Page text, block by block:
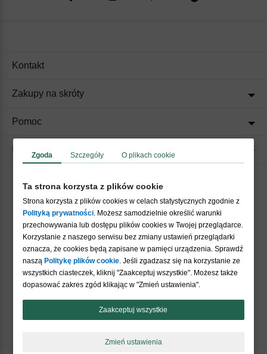
Akceptujemy płatności
Nasi partnerzy
Kontakt
Zakupy na skróty
Pomoc
Regulaminy
Zgoda Szczegóły O plikach cookie
Ta strona korzysta z plików cookie
Strona korzysta z plików cookies w celach statystycznych zgodnie z
Polityką prywatności. Możesz samodzielnie określić warunki
przechowywania lub dostępu plików cookies w Twojej przeglądarce.
Korzystanie z naszego serwisu bez zmiany ustawień przeglądarki
oznacza, że cookies będą zapisane w pamięci urządzenia. Sprawdź
naszą Politykę plików cookie. Jeśli zgadzasz się na korzystanie ze
wszystkich ciasteczek, kliknij "Zaakceptuj wszystkie". Możesz także
dopasować zakres zgód klikając w "Zmień ustawienia".
Zaakceptuj wszystkie
Zmień ustawienia